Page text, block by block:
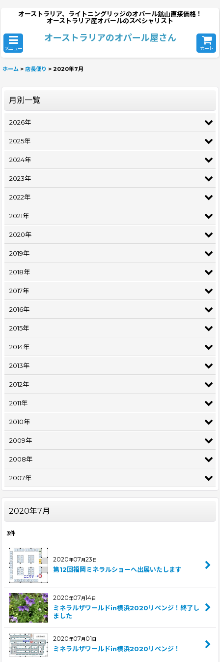
オーストラリア、ライトニングリッジのオパール鉱山直接価格！
オーストラリア産オパールのスペシャリスト
メニュー
オーストラリアのオパール屋さん
カート
ホーム > 店長便り > 2020年7月
2020年7月
3件
2020年07月23日
第12回福岡ミネラルショーへ出展いたします
2020年07月14日
ミネラルザワールドin横浜2020リベンジ！終了し
ました
2020年07月01日
ミネラルザワールドin横浜2020リベンジ！
月別一覧
2026年
2025年
2024年
2023年
2022年
2021年
2020年
2019年
2018年
2017年
2016年
2015年
2014年
2013年
2012年
2011年
2010年
2009年
2008年
2007年